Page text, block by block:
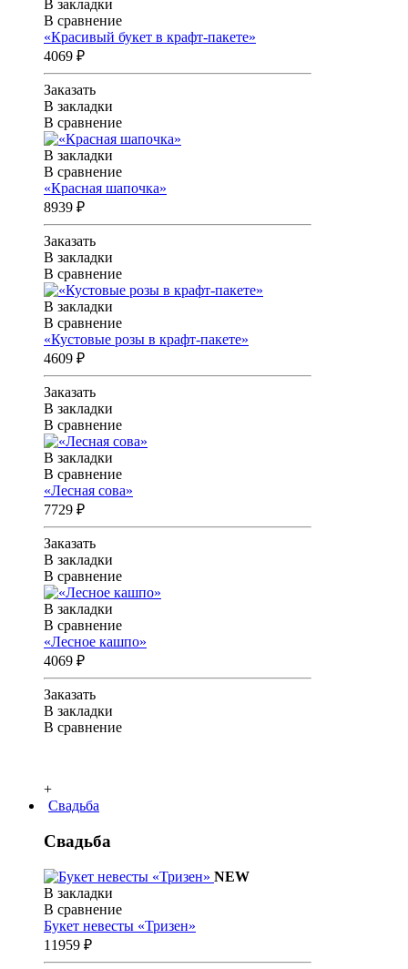
В закладки
В сравнение
«Красивый букет в крафт-пакете»
4069 ₽
Заказать
В закладки
В сравнение
В закладки
В сравнение
«Красная шапочка»
8939 ₽
Заказать
В закладки
В сравнение
В закладки
В сравнение
«Кустовые розы в крафт-пакете»
4609 ₽
Заказать
В закладки
В сравнение
В закладки
В сравнение
«Лесная сова»
7729 ₽
Заказать
В закладки
В сравнение
В закладки
В сравнение
«Лесное кашпо»
4069 ₽
Заказать
В закладки
В сравнение
+
Свадьба
Свадьба
NEW
В закладки
В сравнение
Букет невесты «Тризен»
11959 ₽